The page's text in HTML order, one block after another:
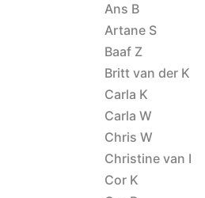
Ans B
Artane S
Baaf Z
Britt van der K
Carla K
Carla W
Chris W
Christine van I
Cor K